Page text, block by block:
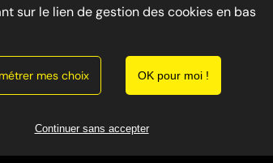
présents dans toute la région.
poils urticants.
nuisibles dans le Var 83, intervient pour
sur le lien de gestion des cookies en bas
mes choix OK pour moi !
Continuer sans accepter